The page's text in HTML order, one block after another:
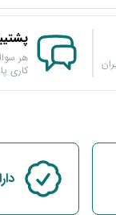
پشتیبانی
هر
کاری